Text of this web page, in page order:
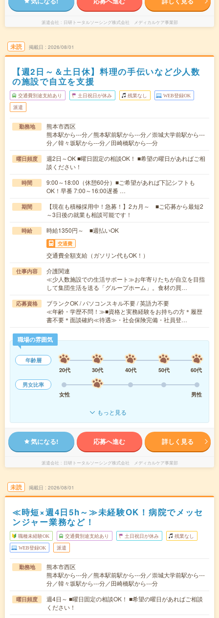
派遣会社 日研トータルソーシング株式会社 メディカルケア事業部
未読 掲載日 2026/08/01
【週2日～＆土日休】料理の手伝いなど少人数
の施設で自立を支援
交通費別途支給あり 土日祝日が休み 残業なし WEB登録OK
派遣
勤務地
熊本市西区
熊本駅から---分／熊本駅前駅から---分／崇城大学前駅から---
分／韓々坂駅から---分／田崎橋駅から---分
曜日頻度
週2日～OK ■曜日固定の相談OK！ ■希望の曜日があればご相
談ください！
時間
9:00～18:00（休憩60分）■ご希望があれば下記シフトも
OK！早番 7:00～16:00遅番 …
期間
【現在も積極採用中！急募！】2カ月～ ■ご応募から最短2
～3日後の就業も相談可能です！
時給 時給1350円～ ■週払いOK
交通費
交通費全額支給（ガソリン代もOK！）
仕事内容
介護関連
≪少人数施設での生活サポート≫お年寄りたちが自立を目指
して集団生活を送る「グループホーム」。食材の買…
応募資格
ブランクOK / パソコンスキル不要 / 英語力不要
≪年齢・学歴不問！≫■資格と実務経験をお持ちの方＊履歴
書不要＊面談確約≪待遇≫・社会保険完備・社員登…
職場の雰囲気
年齢層
20代
30代 40代 50代
60代
男女比率
女性
男性
もっと見る
気になる! 応募へ進む 詳しく見る
派遣会社 日研トータルソーシング株式会社 メディカルケア事業部
未読 掲載日 2026/08/01
≪時短×週4日5h～≫未経験OK！病院でメッセ
ンジャー業務など！
職種未経験OK 交通費別途支給あり 土日祝日が休み 残業なし
WEB登録OK 派遣
勤務地
熊本市西区
熊本駅から---分／熊本駅前駅から---分／崇城大学前駅から---
分／韓々坂駅から---分／田崎橋駅から---分
曜日頻度
週4日～ ■曜日固定の相談OK！ ■希望の曜日があればご相談
ください！